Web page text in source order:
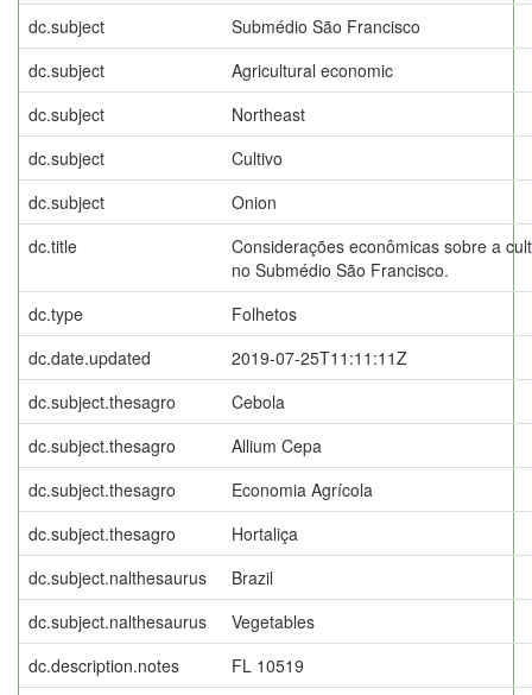
dc.subject
Submédio São Francisco
dc.subject
Agricultural economic
dc.subject
Northeast
dc.subject
Cultivo
dc.subject
Onion
dc.title
Considerações econômicas sobre a
no Submédio São Francisco.
dc.type
Folhetos
dc.date.updated
2019-07-25T11:11:11Z
dc.subject.thesagro
Cebola
dc.subject.thesagro
Allium Cepa
dc.subject.thesagro
Economia Agrícola
dc.subject.thesagro
Hortaliça
dc.subject.nalthesaurus
Brazil
dc.subject.nalthesaurus
Vegetables
dc.description.notes
FL 10519